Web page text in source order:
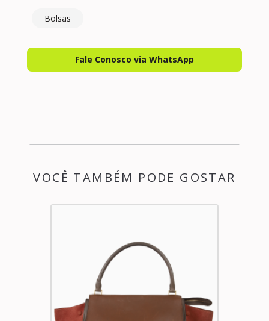
Bolsas
Fale Conosco via WhatsApp
VOCÊ TAMBÉM PODE GOSTAR